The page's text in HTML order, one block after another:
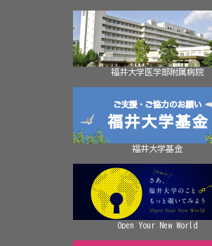
福井大学医学部附属病院
福井大学基金
Open Your New World